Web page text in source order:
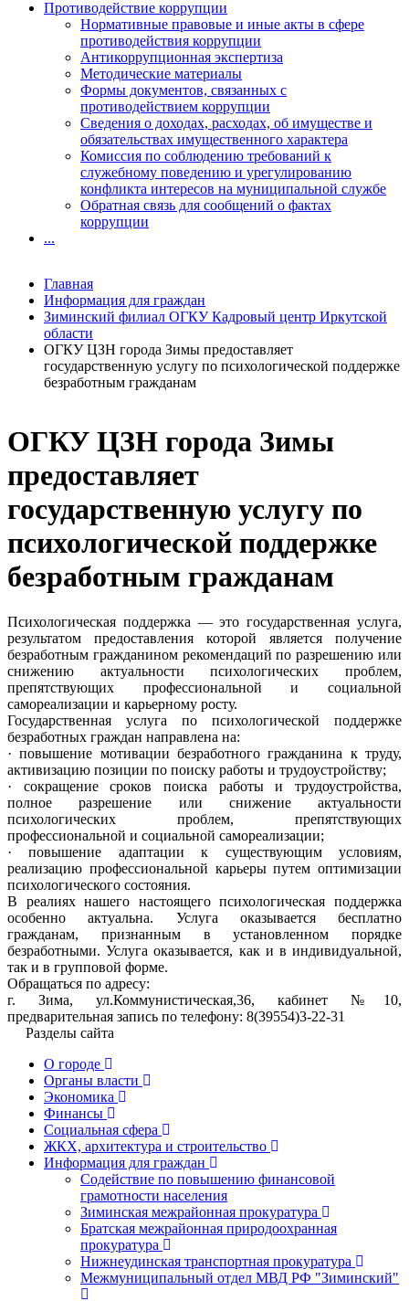
ОГКУ ЦЗН города Зимы
предоставляет
государственную услугу по
психологической поддержке
безработным гражданам
Психологическая поддержка — это государственная услуга,
результатом предоставления которой является получение
безработным гражданином рекомендаций по разрешению или
снижению актуальности психологических проблем,
препятствующих профессиональной и социальной
самореализации и карьерному росту.
Государственная услуга по психологической поддержке
безработных граждан направлена на:
· повышение мотивации безработного гражданина к труду,
активизацию позиции по поиску работы и трудоустройству;
· сокращение сроков поиска работы и трудоустройства,
полное разрешение или снижение актуальности
психологических проблем, препятствующих
профессиональной и социальной самореализации;
· повышение адаптации к существующим условиям,
реализацию профессиональной карьеры путем оптимизации
психологического состояния.
В реалиях нашего настоящего психологическая поддержка
особенно актуальна. Услуга оказывается бесплатно
гражданам, признанным в установленном порядке
безработными. Услуга оказывается, как и в индивидуальной,
так и в групповой форме.
Обращаться по адресу:
г. Зима, ул.Коммунистическая,36, кабинет №10,
предварительная запись по телефону: 8(39554)3-22-31
Разделы сайта
О городе
Органы власти
Экономика
Финансы
Социальная сфера
ЖКХ, архитектура и строительство
Информация для граждан
Содействие по повышению финансовой
грамотности населения
Зиминская межрайонная прокуратура
Братская межрайонная природоохранная
прокуратура
Нижнеудинская транспортная прокуратура
Межмуниципальный отдел МВД РФ "Зиминский"
Противодействие коррупции
Нормативные правовые и иные акты в сфере
противодействия коррупции
Антикоррупционная экспертиза
Методические материалы
Формы документов, связанных с
противодействием коррупции
Сведения о доходах, расходах, об имуществе и
обязательствах имущественного характера
Комиссия по соблюдению требований к
служебному поведению и урегулированию
конфликта интересов на муниципальной службе
Обратная связь для сообщений о фактах
коррупции
...
Главная
Информация для граждан
Зиминский филиал ОГКУ Кадровый центр Иркутской
области
ОГКУ ЦЗН города Зимы предоставляет
государственную услугу по психологической поддержке
безработным гражданам